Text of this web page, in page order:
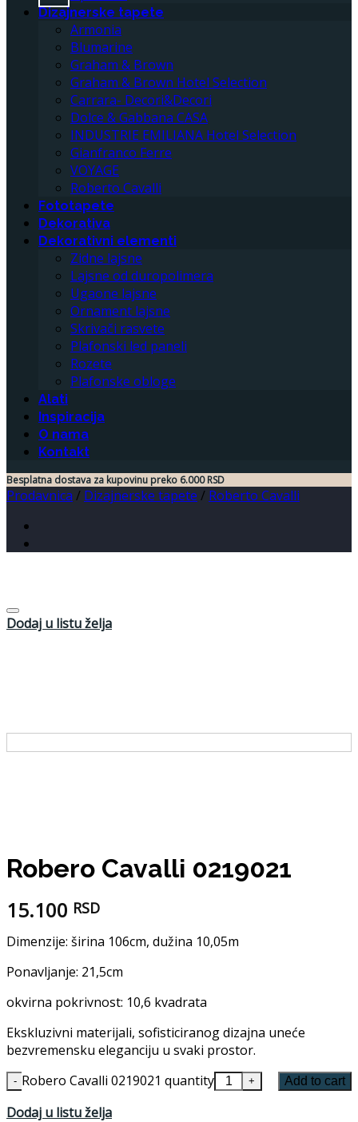
Dizajnerske tapete
Armonia
Blumarine
Graham & Brown
Graham & Brown Hotel Selection
Carrara- Decori&Decori
Dolce & Gabbana CASA
INDUSTRIE EMILIANA Hotel Selection
Gianfranco Ferre
VOYAGE
Roberto Cavalli
Fototapete
Dekorativa
Dekorativni elementi
Zidne lajsne
Lajsne od duropolimera
Ugaone lajsne
Ornament lajsne
Skrivači rasvete
Plafonski led paneli
Rozete
Plafonske obloge
Alati
Inspiracija
O nama
Kontakt
Besplatna dostava za kupovinu preko 6.000 RSD
Prodavnica / Dizajnerske tapete / Roberto Cavalli
Dodaj u listu želja
Robero Cavalli 0219021
15.100 RSD
Dimenzije: širina 106cm, dužina 10,05m
Ponavljanje: 21,5cm
okvirna pokrivnost: 10,6 kvadrata
Ekskluzivni materijali, sofisticiranog dizajna uneće
bezvremensku eleganciju u svaki prostor.
Robero Cavalli 0219021 quantity
Add to cart
Dodaj u listu želja